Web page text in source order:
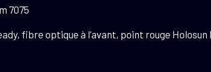
7075
fibre optique à l’avant, point rouge Holosun